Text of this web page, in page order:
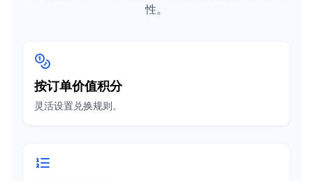
性。
按订单价值积分
灵活设置兑换规则。